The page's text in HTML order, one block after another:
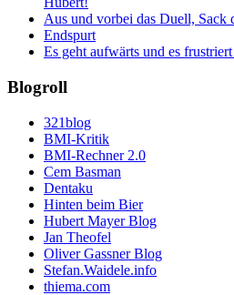
Aus und vorbei das Duell, Sack
Endspurt
Es geht aufwärts und es
Blogroll
321blog
BMI-Kritik
BMI-Rechner 2.0
Cem Basman
Dentaku
Hinten beim Bier
Hubert Mayer Blog
Jan Theofel
Oliver Gassner Blog
Stefan.Waidele.info
thiema.com